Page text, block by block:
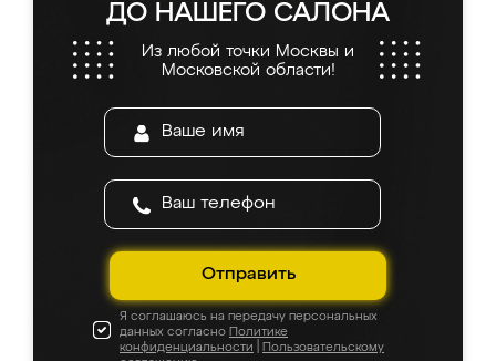
ДО НАШЕГО САЛОНА
Из любой точки Москвы и
Московской области!
Отправить
Я соглашаюсь на передачу персональных
данных согласно Политике
конфиденциальности
Пользовательскому